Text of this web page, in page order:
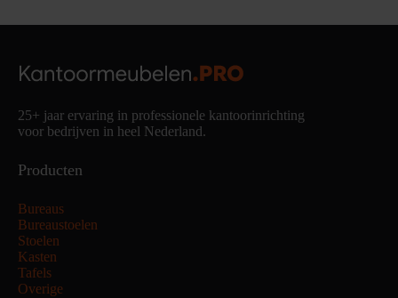
25+ jaar ervaring in professionele kantoorinrichting
voor bedrijven in heel Nederland.
Producten
Bureaus
Bureaustoelen
Stoelen
Kasten
Tafels
Overige